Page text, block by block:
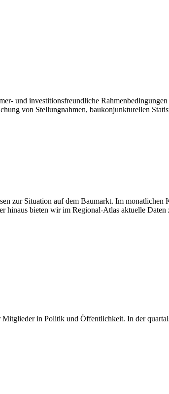
und investitionsfreundliche
von Stellungnahmen, baukonjunkturellen
zur Situation auf dem Baumarkt. Im
hinaus bieten wir im Regional-Atlas aktuelle Daten
Mitglieder in Politik und Öffentlichkeit. In der